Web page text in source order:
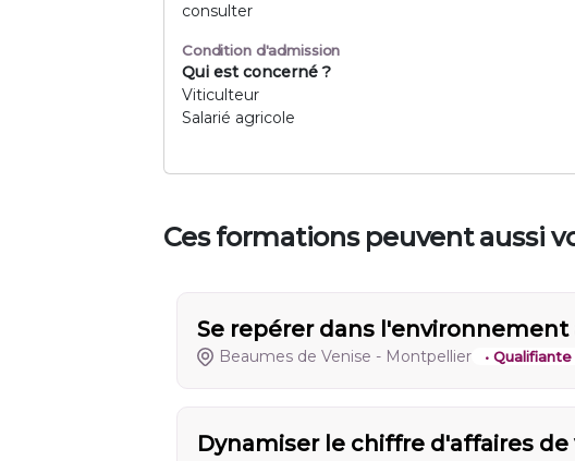
consulter
Condition d'admission
Qui est concerné ?
Viticulteur
Salarié agricole
Ces formations peuvent aussi
Se repérer dans
Beaumes de Venise - Montpellier • Qualifiante
Dynamiser le chiffre d'affaires